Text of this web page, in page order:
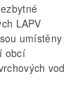
LAPV
umístěny
obcí
vod